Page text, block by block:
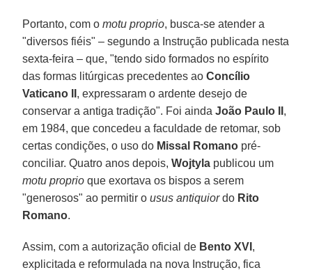
Portanto, com omotu proprio, busca-se atender a
"diversos fiéis" – segundo a Instrução publicada nesta
sexta-feira – que, "tendo sido formados no espírito
das formas litúrgicas precedentes aoConcílio
Vaticano II , expressaram o ardente desejo de
conservar a antiga tradição". Foi aindaJoão Paulo II ,
em 1984, que concedeu a faculdade de retomar, sob
certas condições, o uso do Missal Romano pré-
conciliar. Quatro anos depois,Wojtyla publicou um
motu proprio que exortava os bispos a serem
"generosos" ao permitir ousus antiquiordo Rito
Romano.
Assim, com a autorização oficial de Bento XVI ,
explicitada e reformulada na nova Instrução, fica